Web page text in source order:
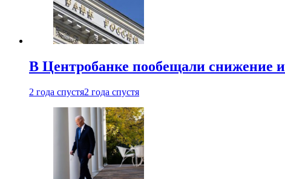
В Центробанке пообещали снижение
2 года спустя2 года спустя